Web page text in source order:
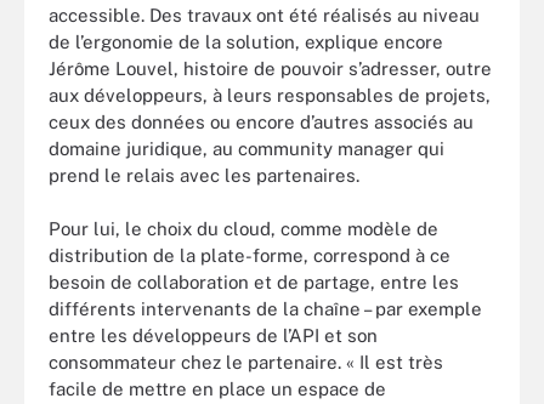
accessible. Des travaux ont été réalisés au niveau
de l’ergonomie de la solution, explique encore
Jérôme Louvel, histoire de pouvoir s’adresser, outre
aux développeurs, à leurs responsables de projets,
ceux des données ou encore d’autres associés au
domaine juridique, au community manager qui
prend le relais avec les partenaires.
Pour lui, le choix du cloud, comme modèle de
distribution de la plate-forme, correspond à ce
besoin de collaboration et de partage, entre les
différents intervenants de la chaîne – par exemple
entre les développeurs de l’API et son
consommateur chez le partenaire. « Il est très
facile de mettre en place un espace de